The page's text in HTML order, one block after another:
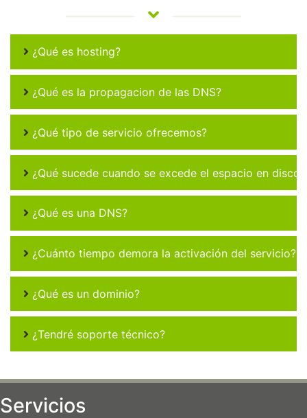
¿Qué es hosting?
¿Qué es la propagacion de las DNS?
¿Qué tipo de servicio ofrecemos?
¿Qué sucede cuando se excede el espacio en disco
¿Qué es una DNS?
¿Cuánto tiempo demora la activación del servicio?
¿Qué es un dominio?
¿Tendré soporte técnico?
Servicios